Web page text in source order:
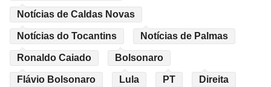
Notícias de Caldas Novas
Notícias do Tocantins Notícias de Palmas
Ronaldo Caiado Bolsonaro
Flávio Bolsonaro Lula PT Direita